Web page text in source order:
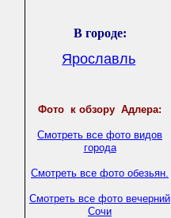
В городе:
Ярославль
Фото к обзору Адлера:
Смотреть все фото видов
города
Смотреть все фото обезьян.
Смотреть все фото вечерний
Сочи